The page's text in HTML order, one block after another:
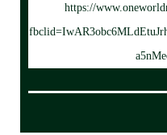
https://